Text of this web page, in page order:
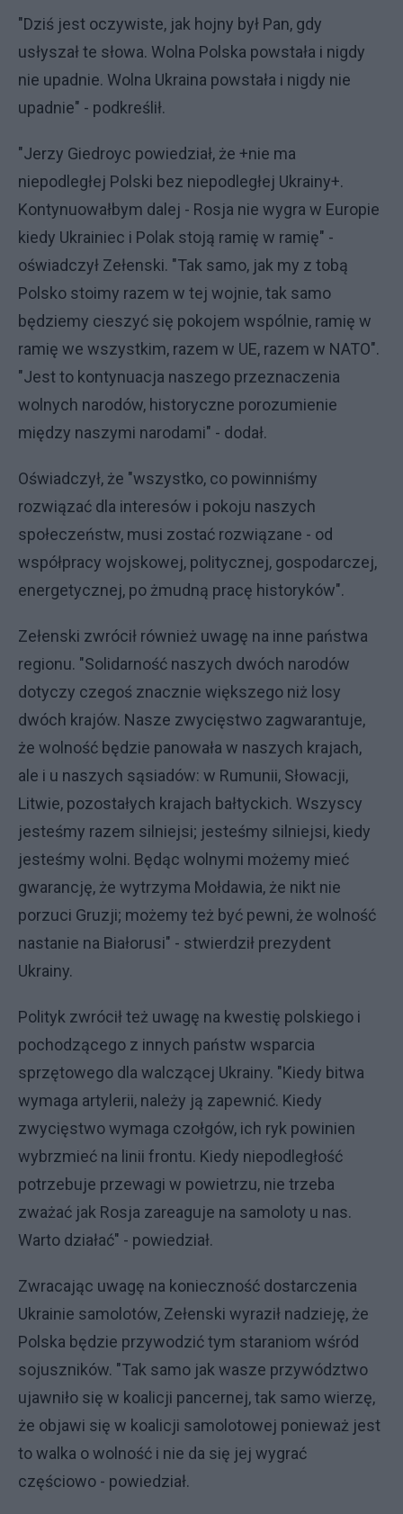
"Dziś jest oczywiste, jak hojny był Pan, gdy
usłyszał te słowa. Wolna Polska powstała i nigdy
nie upadnie. Wolna Ukraina powstała i nigdy nie
upadnie" - podkreślił.
"Jerzy Giedroyc powiedział, że +nie ma
niepodległej Polski bez niepodległej Ukrainy+.
Kontynuowałbym dalej - Rosja nie wygra w Europie
kiedy Ukrainiec i Polak stoją ramię w ramię" -
oświadczył Zełenski. "Tak samo, jak my z tobą
Polsko stoimy razem w tej wojnie, tak samo
będziemy cieszyć się pokojem wspólnie, ramię w
ramię we wszystkim, razem w UE, razem w NATO".
"Jest to kontynuacja naszego przeznaczenia
wolnych narodów, historyczne porozumienie
między naszymi narodami" - dodał.
Oświadczył, że "wszystko, co powinniśmy
rozwiązać dla interesów i pokoju naszych
społeczeństw, musi zostać rozwiązane - od
współpracy wojskowej, politycznej, gospodarczej,
energetycznej, po żmudną pracę historyków".
Zełenski zwrócił również uwagę na inne państwa
regionu. "Solidarność naszych dwóch narodów
dotyczy czegoś znacznie większego niż losy
dwóch krajów. Nasze zwycięstwo zagwarantuje,
że wolność będzie panowała w naszych krajach,
ale i u naszych sąsiadów: w Rumunii, Słowacji,
Litwie, pozostałych krajach bałtyckich. Wszyscy
jesteśmy razem silniejsi; jesteśmy silniejsi, kiedy
jesteśmy wolni. Będąc wolnymi możemy mieć
gwarancję, że wytrzyma Mołdawia, że nikt nie
porzuci Gruzji; możemy też być pewni, że wolność
nastanie na Białorusi" - stwierdził prezydent
Ukrainy.
Polityk zwrócił też uwagę na kwestię polskiego i
pochodzącego z innych państw wsparcia
sprzętowego dla walczącej Ukrainy. "Kiedy bitwa
wymaga artylerii, należy ją zapewnić. Kiedy
zwycięstwo wymaga czołgów, ich ryk powinien
wybrzmieć na linii frontu. Kiedy niepodległość
potrzebuje przewagi w powietrzu, nie trzeba
zważać jak Rosja zareaguje na samoloty u nas.
Warto działać" - powiedział.
Zwracając uwagę na konieczność dostarczenia
Ukrainie samolotów, Zełenski wyraził nadzieję, że
Polska będzie przywodzić tym staraniom wśród
sojuszników. "Tak samo jak wasze przywództwo
ujawniło się w koalicji pancernej, tak samo wierzę,
że objawi się w koalicji samolotowej ponieważ jest
to walka o wolność i nie da się jej wygrać
częściowo - powiedział.